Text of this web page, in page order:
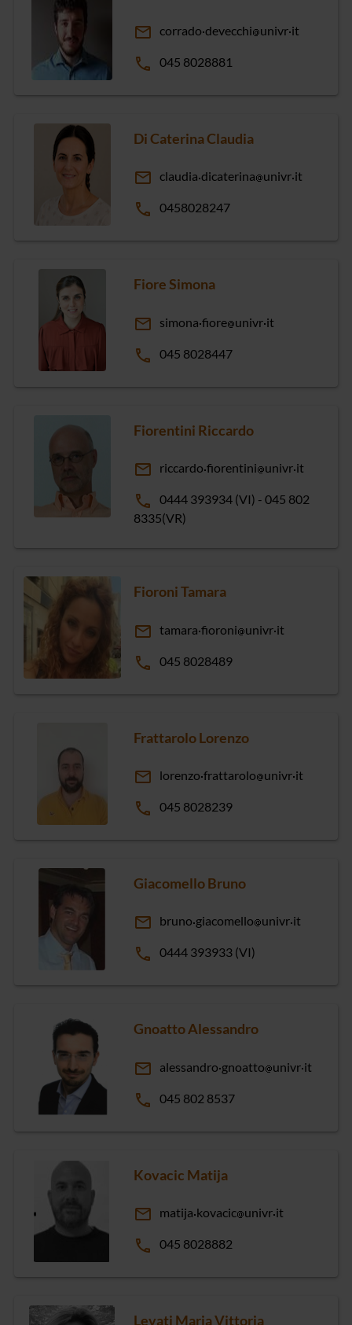
email corrado devecchi univr it
phone 045 8028881
Di Caterina Claudia
email claudia dicaterina univr it
phone 0458028247
Fiore Simona
email simona fiore univr it
phone 045 8028447
Fiorentini Riccardo
email riccardo fiorentini univr it
phone
0444 393934 (VI) - 045 802
8335(VR)
Fioroni Tamara
email tamara fioroni univr it
phone 045 8028489
Frattarolo Lorenzo
email lorenzo frattarolo univr it
phone 045 8028239
Giacomello Bruno
email bruno giacomello univr it
phone 0444 393933 (VI)
Gnoatto Alessandro
email alessandro gnoatto univr it
phone 045 802 8537
Kovacic Matija
email matija kovacic univr it
phone 045 8028882
Levati Maria Vittoria